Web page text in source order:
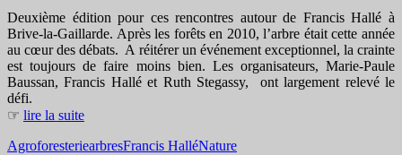
Deuxième édition pour ces rencontres autour de Francis Hallé à
Brive-la-Gaillarde. Après les forêts en 2010, l’arbre était cette année
au cœur des débats. A réitérer un événement exceptionnel, la crainte
est toujours de faire moins bien. Les organisateurs, Marie-Paule
Baussan, Francis Hallé et Ruth Stegassy, ont largement relevé le
défi.
☞ lire la suite
AgroforesteriearbresFrancis HalléNature